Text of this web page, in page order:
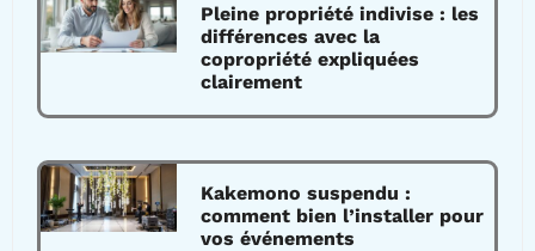
Pleine propriété indivise : les
différences avec la
copropriété expliquées
clairement
Kakemono suspendu :
comment bien l’installer pour
vos événements